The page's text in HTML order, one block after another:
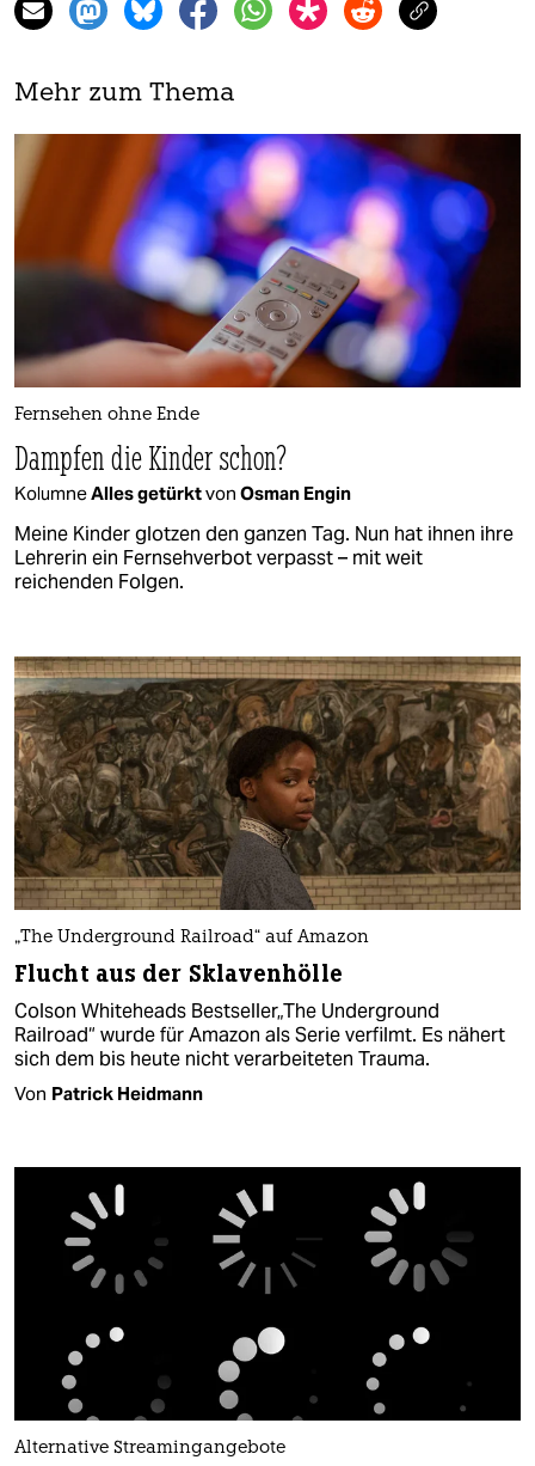
Mehr zum Thema
Fernsehen ohne Ende
Dampfen die Kinder schon?
KolumneAlles getürktvon Osman Engin
Meine Kinder glotzen den ganzen Tag. Nun hat ihnen ihre
Lehrerin ein Fernsehverbot verpasst – mit weit
reichenden Folgen.
„The Underground Railroad“ auf Amazon
Flucht aus der Sklavenhölle
Colson Whiteheads Bestseller„The Underground
Railroad“ wurde für Amazon als Serie verfilmt. Es nähert
sich dem bis heute nicht verarbeiteten Trauma.
Von Patrick Heidmann
Alternative Streamingangebote